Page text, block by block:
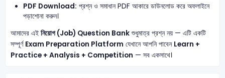
PDF Download: প্রশ্ন ও সমাধান PDF আকারে ডাউনলোড করে অফলাইনে
পড়াশোনা করুন।
আমাদের এই নিয়োগ (Job) Question Bankশুধুমাত্র প্রশ্ন নয় — এটি একটি
সম্পূর্ণ Exam Preparation Platform যেখানে আপনি পাবেন Learn +
Practice + Analysis + Competition — সব একসাথে।